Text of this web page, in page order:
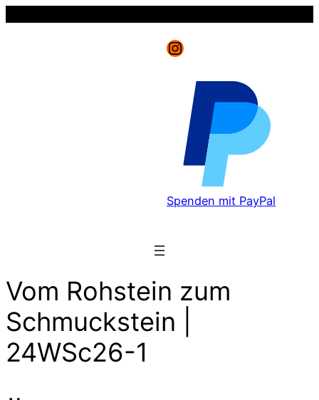
Instagram
Spenden mit PayPal
Vom Rohstein zum
Schmuckstein |
24WSc26-1